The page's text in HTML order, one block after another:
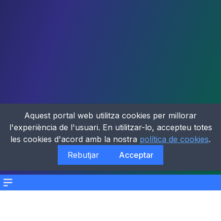
Menu
Aquest portal web utilitza cookies per millorar
l'experiència de l'usuari. En utilitzar-lo, accepteu totes
les cookies d'acord amb la nostra política de cookies.
Rebutjar
Acceptar